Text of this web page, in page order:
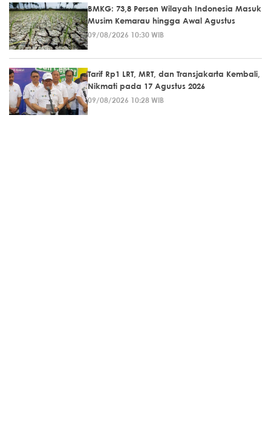
BMKG: 73,8 Persen Wilayah Indonesia Masuk
Musim Kemarau hingga Awal Agustus
09/08/2026 10:30 WIB
Tarif Rp1 LRT, MRT, dan Transjakarta Kembali,
Nikmati pada 17 Agustus 2026
09/08/2026 10:28 WIB